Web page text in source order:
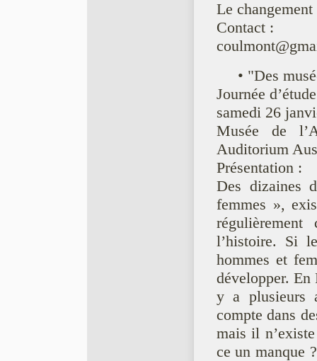
Le
Contact :
• "Des
Journée
samedi 26
Musée de
Auditorium
Présentation :
Des dizaines
femmes »,
l’histoire. Si
hommes et
développer. En
y a plusieurs
compte dans
mais il
ce un manque